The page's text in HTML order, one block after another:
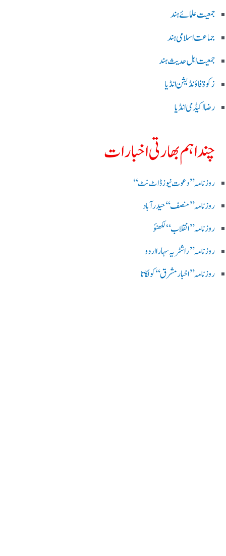
جمعیت علمائے ہند
جماعت اسلامی ہند
جمعیت اہل حدیث ہند
زکوۃ فاؤنڈیشن انڈیا
رضا اکیڈمی انڈیا
چند اہم بھارتی اخبارات
روز نامہ ’’ دعوت نیوز ڈاٹ نٹ‘‘
روزنامہ ’’ منصف‘‘ حیدر آباد
روزنامہ ’’ انقلاب‘‘ لکھنؤ
روز نامہ ’’راشٹریہ سہارا اردو
روزنامہ ’’اخبارمشرق‘‘ کولکاتا